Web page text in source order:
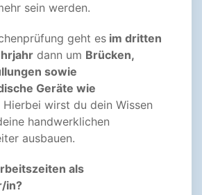
sein werden.
geht es im dritten
dann um Brücken,
sowie
Geräte wie
Hierbei wirst du dein Wissen
handwerklichen
ausbauen.
als
in?